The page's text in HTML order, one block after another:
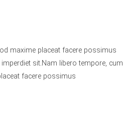
maxime placeat facere possimus
sit.Nam libero tempore, cum
facere possimus.